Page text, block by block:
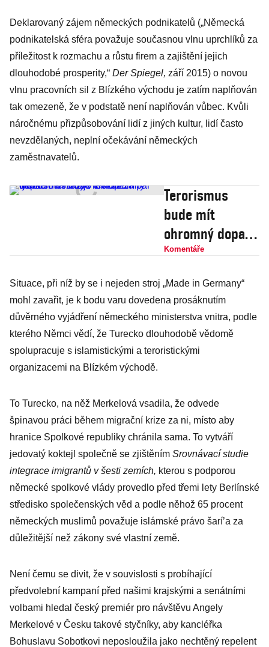
Deklarovaný zájem německých podnikatelů („Německá
podnikatelská sféra považuje současnou vlnu uprchlíků za
příležitost k rozmachu a růstu firem a zajištění jejich
dlouhodobé prosperity,“ Der Spiegel, září 2015) o novou
vlnu pracovních sil z Blízkého východu je zatím naplňován
tak omezeně, že v podstatě není naplňován vůbec. Kvůli
náročnému přizpůsobování lidí z jiných kultur, lidí často
nevzdělaných, neplní očekávání německých
zaměstnavatelů.
Terorismus
bude mít
ohromný dopad
na volby v
Merkelová zažije
test už za pár
týdnů
Komentáře
Situace, při níž by se i nejeden stroj „Made in Germany“
mohl zavařit, je k bodu varu dovedena prosáknutím
důvěrného vyjádření německého ministerstva vnitra, podle
kterého Němci vědí, že Turecko dlouhodobě vědomě
spolupracuje s islamistickými a teroristickými
organizacemi na Blízkém východě.
To Turecko, na něž Merkelová vsadila, že odvede
špinavou práci během migrační krize za ni, místo aby
hranice Spolkové republiky chránila sama. To vytváří
jedovatý koktejl společně se zjištěním Srovnávací studie
integrace imigrantů v šesti zemích, kterou s podporou
německé spolkové vlády provedlo před třemi lety Berlínské
středisko společenských věd a podle něhož 65 procent
německých muslimů považuje islámské právo šarí’a za
důležitější než zákony své vlastní země.
Není čemu se divit, že v souvislosti s probíhající
předvolební kampaní před našimi krajskými a senátními
volbami hledal český premiér pro návštěvu Angely
Merkelové v Česku takové styčníky, aby kancléřka
Bohuslavu Sobotkovi neposloužila jako nechtěný repelent